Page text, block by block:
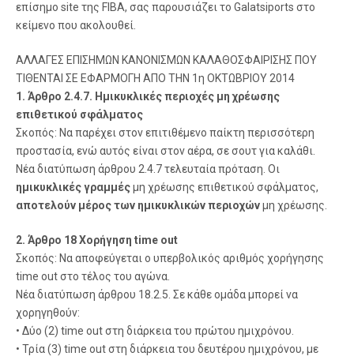
επίσημο site της FIBA, σας παρουσιάζει το Galatsiports στο
κείμενο που ακολουθεί.
ΑΛΛΑΓΕΣ ΕΠΙΣΗΜΩΝ ΚΑΝΟΝΙΣΜΩΝ ΚΑΛΑΘΟΣΦΑΙΡΙΣΗΣ ΠΟΥ
ΤΙΘΕΝΤΑΙ ΣΕ ΕΦΑΡΜΟΓΗ ΑΠΟ ΤΗΝ 1η ΟΚΤΩΒΡΙΟΥ 2014
1. Άρθρο 2.4.7. Ημικυκλικές περιοχές μη χρέωσης
επιθετικού σφάλματος
Σκοπός: Να παρέχει στον επιτιθέμενο παίκτη περισσότερη
προστασία, ενώ αυτός είναι στον αέρα, σε σουτ για καλάθι.
Νέα διατύπωση άρθρου 2.4.7 τελευταία πρόταση. Οι
ημικυκλικές γραμμέςμη χρέωσης επιθετικού σφάλματος,
αποτελούν μέρος των ημικυκλικών περιοχώνμη χρέωσης.
2. Άρθρο 18 Χορήγηση time out
Σκοπός: Να αποφεύγεται ο υπερβολικός αριθμός χορήγησης
time out στο τέλος του αγώνα.
Νέα διατύπωση άρθρου 18.2.5. Σε κάθε ομάδα μπορεί να
χορηγηθούν:
• Δύο (2) time out στη διάρκεια του πρώτου ημιχρόνου.
• Τρία (3) time out στη διάρκεια του δευτέρου ημιχρόνου, με